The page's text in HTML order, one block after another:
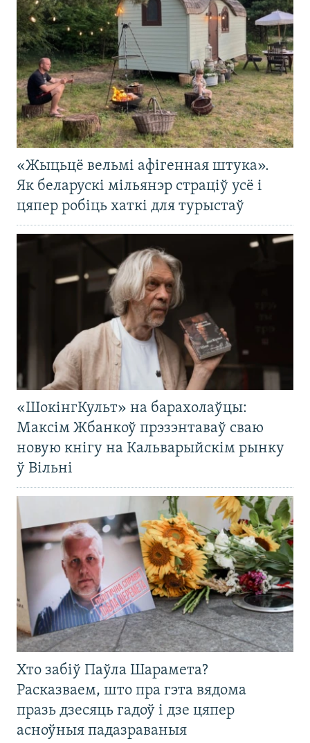
«Жыцьцё вельмі афігенная штука».
Як беларускі мільянэр страціў усё і
цяпер робіць хаткі для турыстаў
«ШокінгКульт» на барахолаўцы:
Максім Жбанкоў прэзэнтаваў сваю
новую кнігу на Кальварыйскім рынку
ў Вільні
Хто забіў Паўла Шарамета?
Расказваем, што пра гэта вядома
празь дзесяць гадоў і дзе цяпер
асноўныя падазраваныя